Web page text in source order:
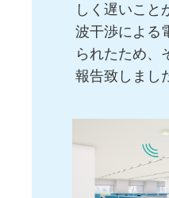
しく遅いこと
波干渉による
られたため、
報告致しまし